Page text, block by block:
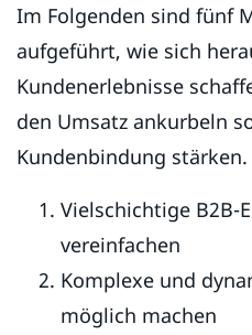
Im Folgenden sind fünf
aufgeführt, wie sich
Kundenerlebnisse
den Umsatz ankurbeln
Kundenbindung stärken.
Vielschichtige B2B-
vereinfachen
Komplexe und
möglich machen